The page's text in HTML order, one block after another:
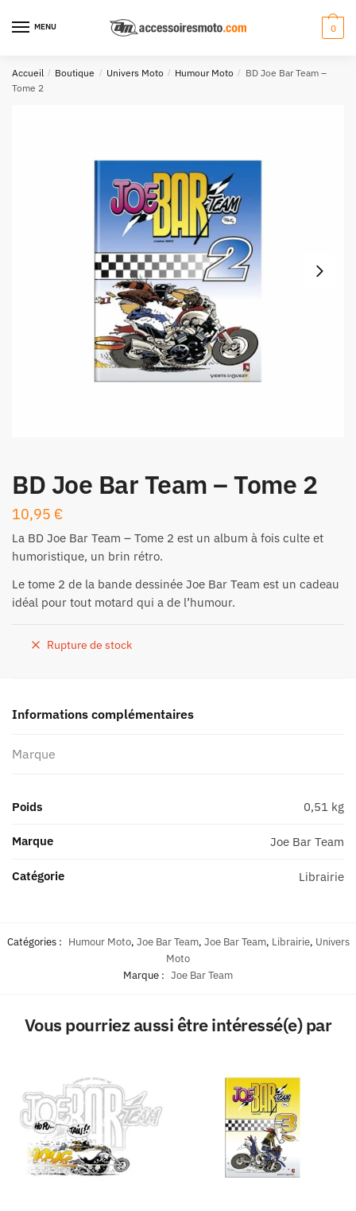
navigation
au
MENU 0
Accueil / Boutique / Univers Moto / Humour Moto /
BD Joe Bar Team –
Tome 2
BD Joe Bar Team – Tome 2
10,95 €
La BD Joe Bar Team – Tome 2 est un album à fois culte et
humoristique, un brin rétro.
Le tome 2 de la bande dessinée Joe Bar Team est un cadeau
idéal pour tout motard qui a de l’humour.
Rupture de stock
Informations complémentaires
Marque
Poids 0,51 kg
Marque Joe Bar Team
Catégorie Librairie
Catégories : Humour Moto, Joe Bar Team, Joe Bar Team, Librairie, Univers
Moto
Marque : Joe Bar Team
Vous pourriez aussi être intéressé(e) par